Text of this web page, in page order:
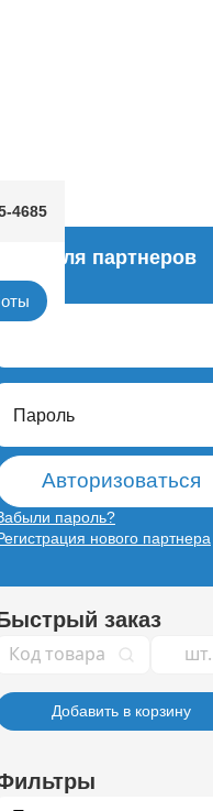
4685
Вход для партнеров
Пароль
Авторизоваться
пароль?
нового партнера
заказ
Код товара
Добавить в корзину